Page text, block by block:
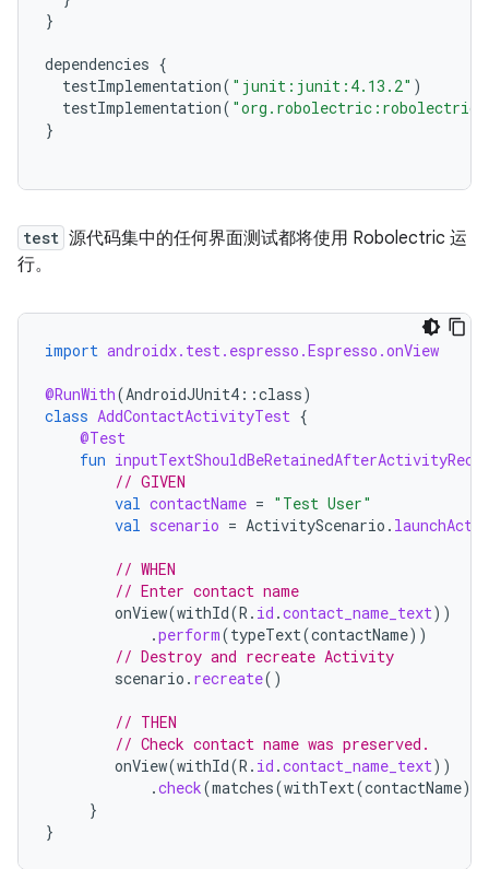
}
dependencies {
testImplementation( "junit:junit:4.13.2" )
testImplementation(
}
test 源代码集中的任何界面测试都将使用 Robolectric 运
行。
import androidx.test.espresso.Espresso.onView
@RunWith(AndroidJUnit4 ::class)
class AddContactActivityTest {
@Test
fun
// GIVEN
val contactName = "Test User"
val scenario = ActivityScenario .
// WHEN
// Enter contact name
onView(withId(R . id .contact_name_text))
.perform(typeText(contactName))
// Destroy and recreate Activity
scenario . recreate()
// THEN
// Check contact name was preserved.
onView(withId(R . id .contact_name_text))
.check(matches(withText(contactName
}
}